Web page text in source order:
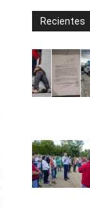
Recientes